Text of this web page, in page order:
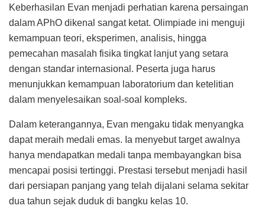
Keberhasilan Evan menjadi perhatian karena persaingan
dalam APhO dikenal sangat ketat. Olimpiade ini menguji
kemampuan teori, eksperimen, analisis, hingga
pemecahan masalah fisika tingkat lanjut yang setara
dengan standar internasional. Peserta juga harus
menunjukkan kemampuan laboratorium dan ketelitian
dalam menyelesaikan soal-soal kompleks.
Dalam keterangannya, Evan mengaku tidak menyangka
dapat meraih medali emas. Ia menyebut target awalnya
hanya mendapatkan medali tanpa membayangkan bisa
mencapai posisi tertinggi. Prestasi tersebut menjadi hasil
dari persiapan panjang yang telah dijalani selama sekitar
dua tahun sejak duduk di bangku kelas 10.